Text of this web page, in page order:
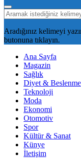
Aradığınız kelimeyi
butonuna tıklayın.
Ana Sayfa
Magazin
Sağlık
Diyet & Beslenme
Teknoloji
Moda
Ekonomi
Otomotiv
Spor
Kültür & Sanat
Künye
İletişim